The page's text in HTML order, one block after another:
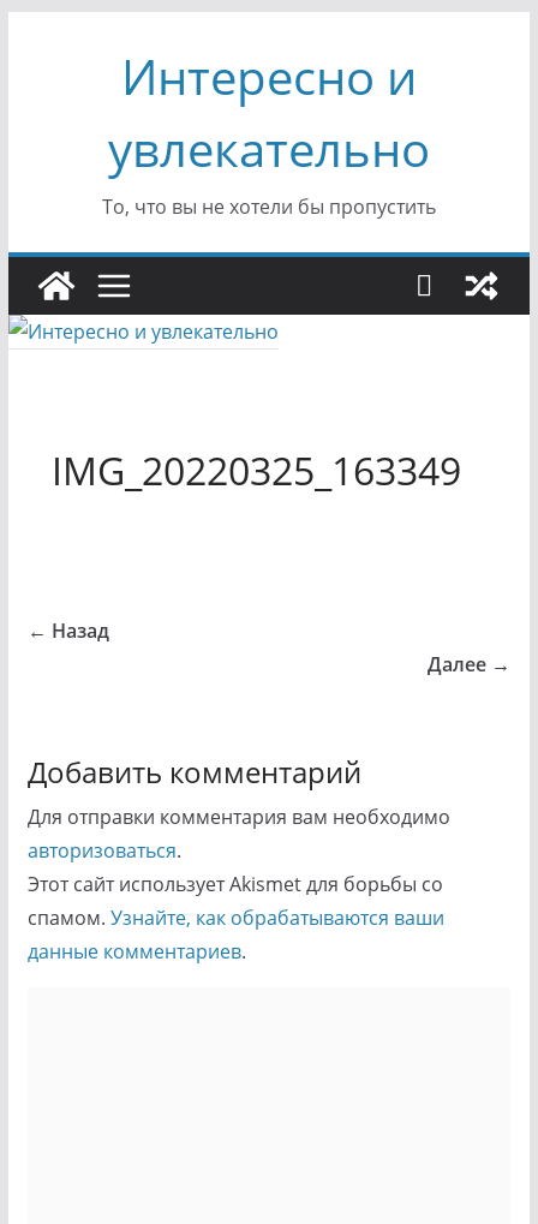
содержимомуИнтересно и
увлекательно
То, что вы не хотели бы пропустить
IMG_20220325_163349
← Назад
Далее →
Добавить комментарий
Для отправки комментария вам необходимо
авторизоваться.
Этот сайт использует Akismet для борьбы со
спамом. Узнайте, как обрабатываются ваши
данные комментариев.